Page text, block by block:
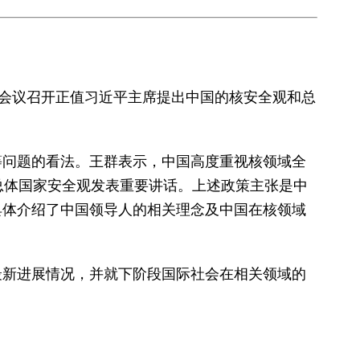
召开正值习近平主席提出中国的核安全观和总
的看法。王群表示，中国高度重视核领域全
国家安全观发表重要讲话。上述政策主张是中
介绍了中国领导人的相关理念及中国在核领域
展情况，并就下阶段国际社会在相关领域的